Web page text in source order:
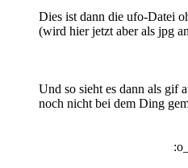
Dies ist dann die ufo-Datei
(wird hier jetzt aber als jpg
Und so sieht es dann als gif
noch nicht bei dem Ding